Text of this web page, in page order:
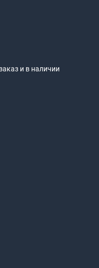
и в наличии